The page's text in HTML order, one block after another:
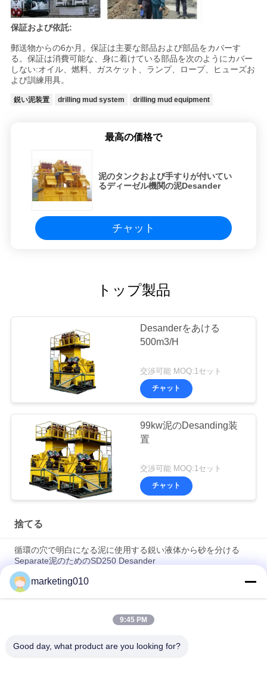
地
図
プ
ー
保証および依託:
郵送物からの6か月。保証は主要な部品および部品をカバーす
る。保証は消費可能な、身に着けている部品を次のようにカバー
しない:オイル、燃料、ガスケット、ランプ、ロープ、ヒューズお
よび訓練用具。
鋭い泥装置 drilling mud system drilling mud equipment
最高の価格で
泥のタンクおよび手すりが付いてい
るディーゼル機関の泥Desander
チャット
トップ製品
Desanderをあける
500m3/H
交渉可能 MOQ:1セット
チャット
99kw泥のDesanding装
置
交渉可能 MOQ:1セット
チャット
捨てる
循環の穴で明白になる泥に使用する鋭い液体から砂を分ける
Separate泥のためのSD250 Desander
退屈させた山の構造のためのスクリーンが付いているSD250分
離のサイクロンDesander
Civilized構造およびHDDの構造のための工程能力のDesanderの
marketing010
9:45 PM
Good day, what product are you looking for?